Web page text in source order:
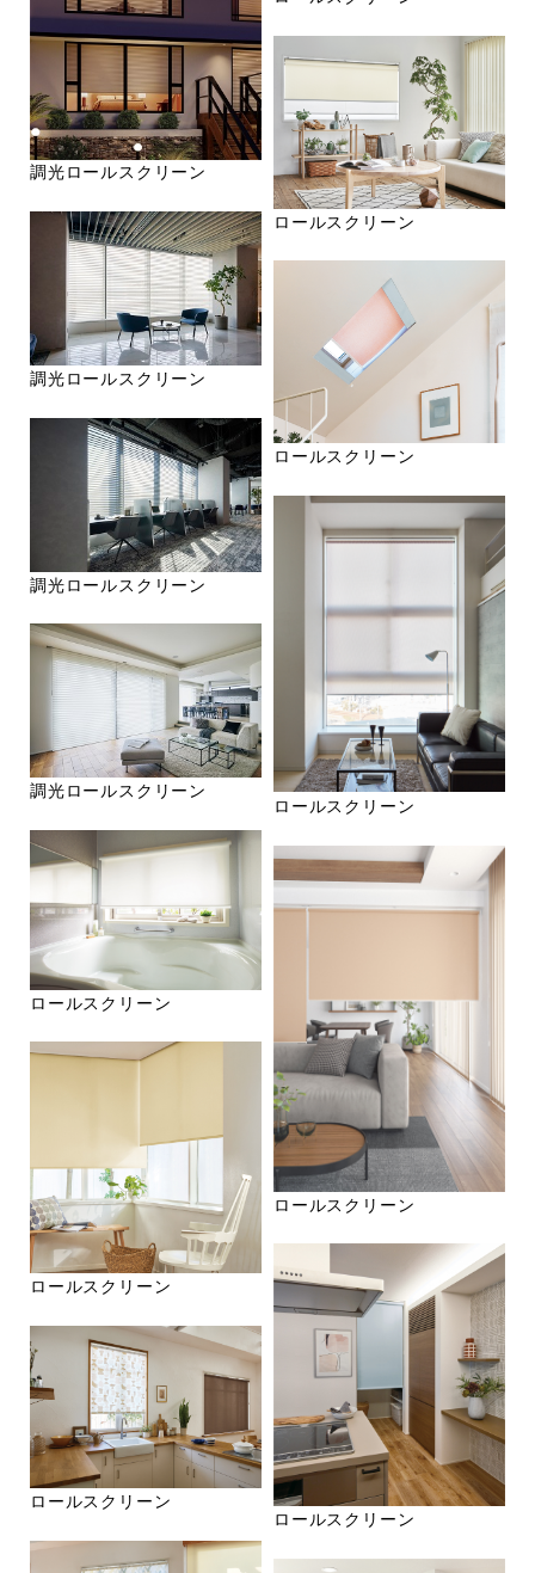
調光ロールスクリーン
調光ロールスクリーン
調光ロールスクリーン
調光ロールスクリーン
ロールスクリーン
ロールスクリーン
ロールスクリーン
ロールスクリーン
ロールスクリーン
ロールスクリーン
ロールスクリーン
ロールスクリーン